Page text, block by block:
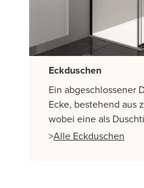
Eckduschen
Ein abgeschlossener
Ecke, bestehend aus
wobei eine als
>Alle Eckduschen